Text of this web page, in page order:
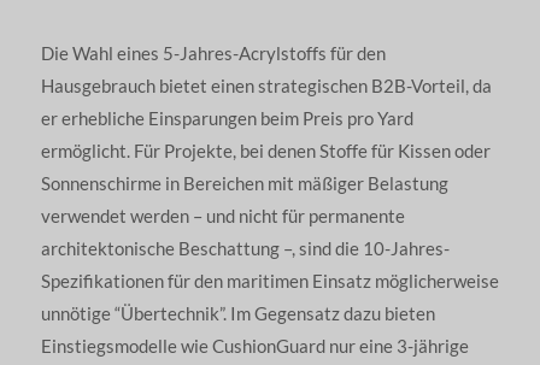
Die Wahl eines 5-Jahres-Acrylstoffs für den
Hausgebrauch bietet einen strategischen B2B-Vorteil, da
er erhebliche Einsparungen beim Preis pro Yard
ermöglicht. Für Projekte, bei denen Stoffe für Kissen oder
Sonnenschirme in Bereichen mit mäßiger Belastung
verwendet werden – und nicht für permanente
architektonische Beschattung –, sind die 10-Jahres-
Spezifikationen für den maritimen Einsatz möglicherweise
unnötige “Übertechnik”. Im Gegensatz dazu bieten
Einstiegsmodelle wie CushionGuard nur eine 3-jährige